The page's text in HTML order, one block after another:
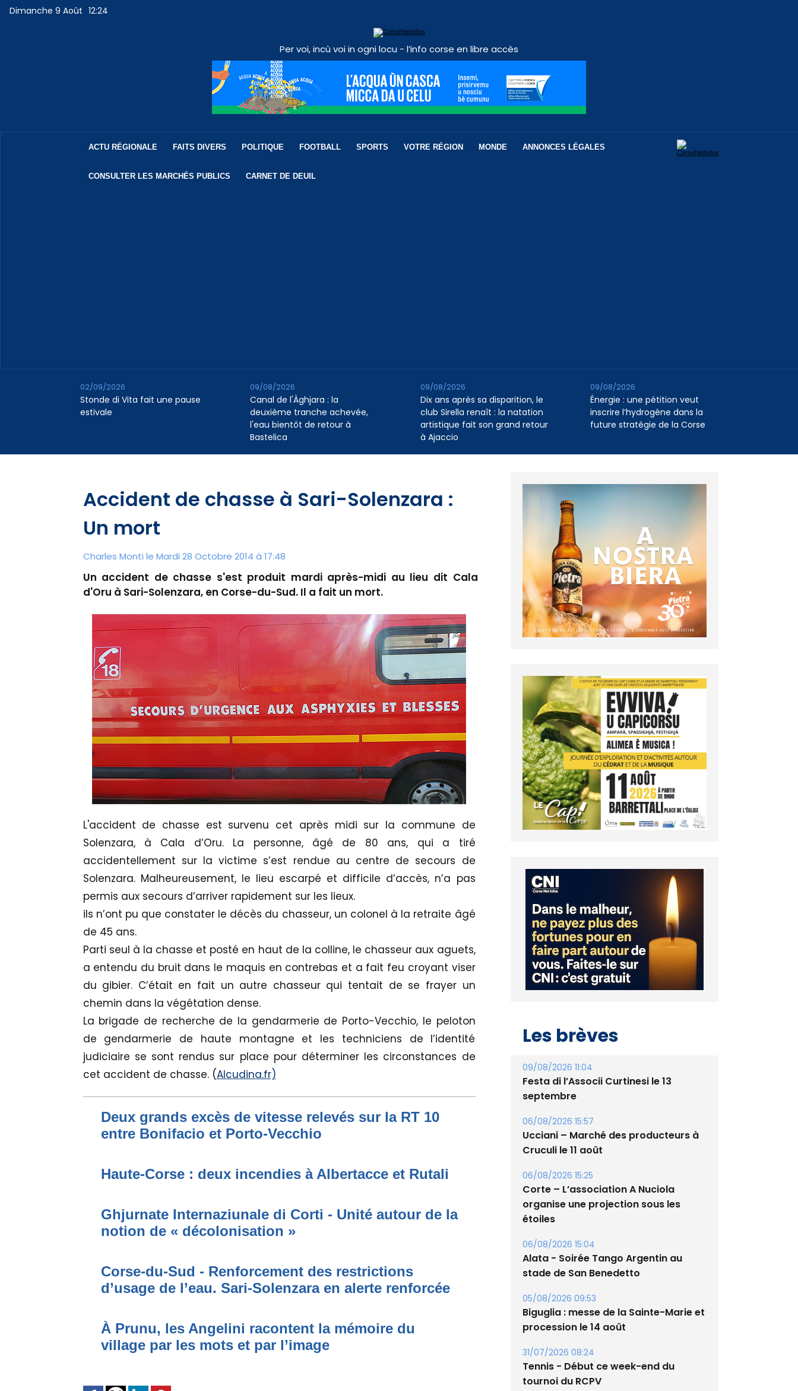
Dimanche 9 Août 12:24
Per voi, incù voi in ogni locu - l’info corse en libre accès
ACTU RÉGIONALE FAITS DIVERS POLITIQUE FOOTBALL SPORTS VOTRE RÉGION MONDE ANNONCES LÉGALES
CONSULTER LES MARCHÉS PUBLICS CARNET DE DEUIL
Stonde di Vita fait une pause
estivale
02/09/2026
Canal de l'Àghjara : la
deuxième tranche achevée,
l'eau bientôt de retour à
Bastelica
09/08/2026
Dix ans après sa disparition, le
club Sirella renaît : la natation
artistique fait son grand retour
à Ajaccio
09/08/2026
Énergie : une pétition veut
inscrire l’hydrogène dans la
future stratégie de la Corse
09/08/2026
Accident de chasse à Sari-Solenzara :
Un mort
Charles Monti le Mardi 28 Octobre 2014 à 17:48
Un accident de chasse s'est produit mardi après-midi au lieu dit Cala
d'Oru à Sari-Solenzara, en Corse-du-Sud. Il a fait un mort.
L'accident de chasse est survenu cet après midi sur la commune de
Solenzara, à Cala d’Oru. La personne, âgé de 80 ans, qui a tiré
accidentellement sur la victime s’est rendue au centre de secours de
Solenzara. Malheureusement, le lieu escarpé et difficile d’accès, n’a pas
permis aux secours d’arriver rapidement sur les lieux.
ils n’ont pu que constater le décès du chasseur, un colonel à la retraite âgé
de 45 ans.
Parti seul à la chasse et posté en haut de la colline, le chasseur aux aguets,
a entendu du bruit dans le maquis en contrebas et a fait feu croyant viser
du gibier. C’était en fait un autre chasseur qui tentait de se frayer un
chemin dans la végétation dense.
La brigade de recherche de la gendarmerie de Porto-Vecchio, le peloton
de gendarmerie de haute montagne et les techniciens de l’identité
judiciaire se sont rendus sur place pour déterminer les circonstances de
cet accident de chasse. (Alcudina.fr)
Deux grands excès de vitesse relevés sur la RT 10
entre Bonifacio et Porto-Vecchio
Haute-Corse : deux incendies à Albertacce et Rutali
Ghjurnate Internaziunale di Corti - Unité autour de la
notion de « décolonisation »
Corse-du-Sud - Renforcement des restrictions
d’usage de l’eau. Sari-Solenzara en alerte renforcée
À Prunu, les Angelini racontent la mémoire du
village par les mots et par l’image
Les brèves
09/08/2026 11:04
septembre
06/08/2026 15:57
Cruculi le 11 août
06/08/2026 15:25
Corte – L’association A Nuciola
étoiles
06/08/2026 15:04
stade de San Benedetto
05/08/2026 09:53
procession le 14 août
31/07/2026 08:24